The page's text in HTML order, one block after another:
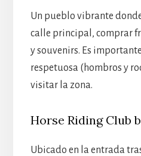
Un pueblo vibrante
calle principal, comprar
y souvenirs. Es
respetuosa (hombros y
visitar la zona.
Horse Riding Club
Ubicado en la entrada